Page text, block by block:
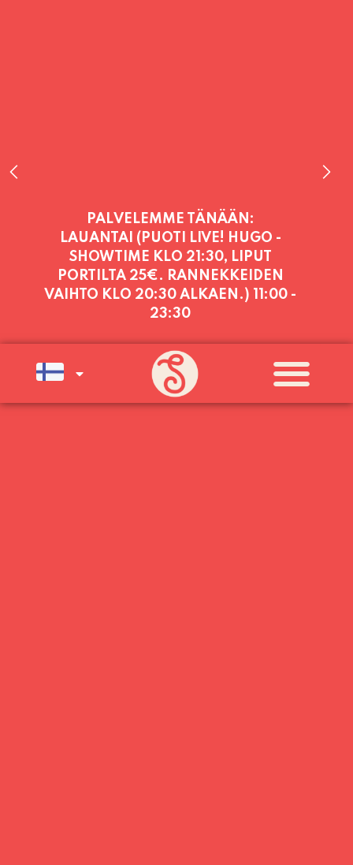
PALVELEMME TÄNÄÄN:
LAUANTAI (PUOTI LIVE! HUGO -
SHOWTIME KLO 21:30, LIPUT
PORTILTA 25€. RANNEKKEIDEN
VAIHTO KLO 20:30 ALKAEN.)
11:00 -
23:30
PALVELEMME PÄIVITTÄIN (MA-SU
KLO 11-21) SUNNUNTAIHIN 16.8.
SAAKKA JONKA JÄLKEEN OLEMME
AVOINNA VIIKONLOPPUISIN (PE-